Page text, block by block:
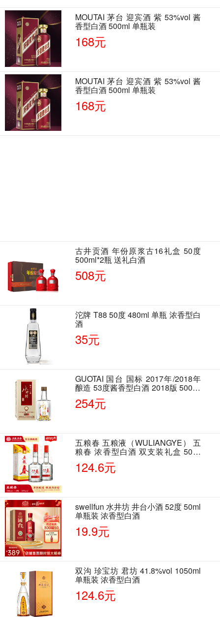
MOUTAI 茅台 迎宾酒 紫 53%vol 酱
香型白酒 500ml 单瓶装
168元
MOUTAI 茅台 迎宾酒 紫 53%vol 酱
香型白酒 500ml 单瓶装
168元
古井贡酒 年份原浆古16礼盒 50度
500ml*2瓶 送礼白酒
508元
沱牌 T88 50度 480ml 单瓶 浓香型白
酒
35元
GUOTAI 国台 国标 2017年/2018年
酿造 53度酱香型白酒 2018版 500ml
单瓶装
254元
五粮春 五粮液（WULIANGYE） 五
粮春 浓香型白酒 双支装礼盒 50度
500ml*2瓶 含酒具
124.6元
swellfun 水井坊 井台小酒 52度 50ml
单瓶装 浓香型白酒
19.9元
双沟 珍宝坊 君坊 41.8%vol 1050ml
单瓶装 浓香型白酒
124.6元